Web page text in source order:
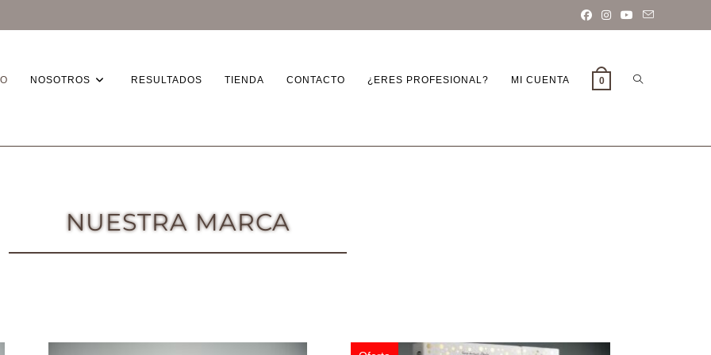
NOSOTROS RESULTADOS TIENDA CONTACTO ¿ERES PROFESIONAL? MI CUENTA 0
NUESTRA MARCA